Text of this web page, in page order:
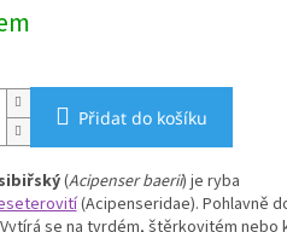
Přidat do košíku
(Acipenser baerii) je ryba
(Acipenseridae). Pohlavně